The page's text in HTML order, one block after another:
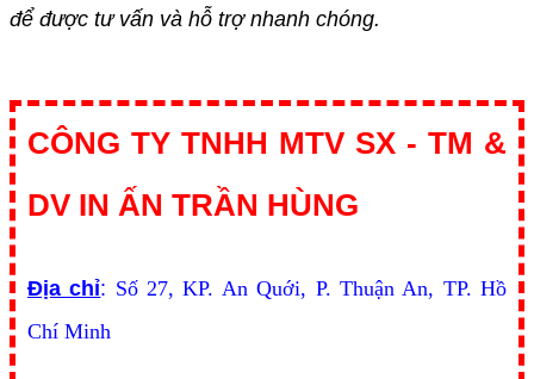
để được tư vấn và hỗ trợ nhanh chóng.
CÔNG TY TNHH MTV SX - TM &
DV IN ẤN TRẦN HÙNG
Địa chỉ: Số 27, KP. An Quới, P. Thuận An, TP. Hồ
Chí Minh